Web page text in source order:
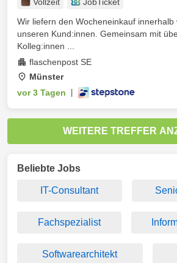
Wir liefern den Wocheneinkauf
unseren Kund:innen. Gemeinsam mit
Kolleg:innen ...
flaschenpost SE
Münster
vor 3 Tagen
WEITERE TREFFER
Beliebte Jobs
IT-Consultant
Fachspezialist
Softwarearchitekt